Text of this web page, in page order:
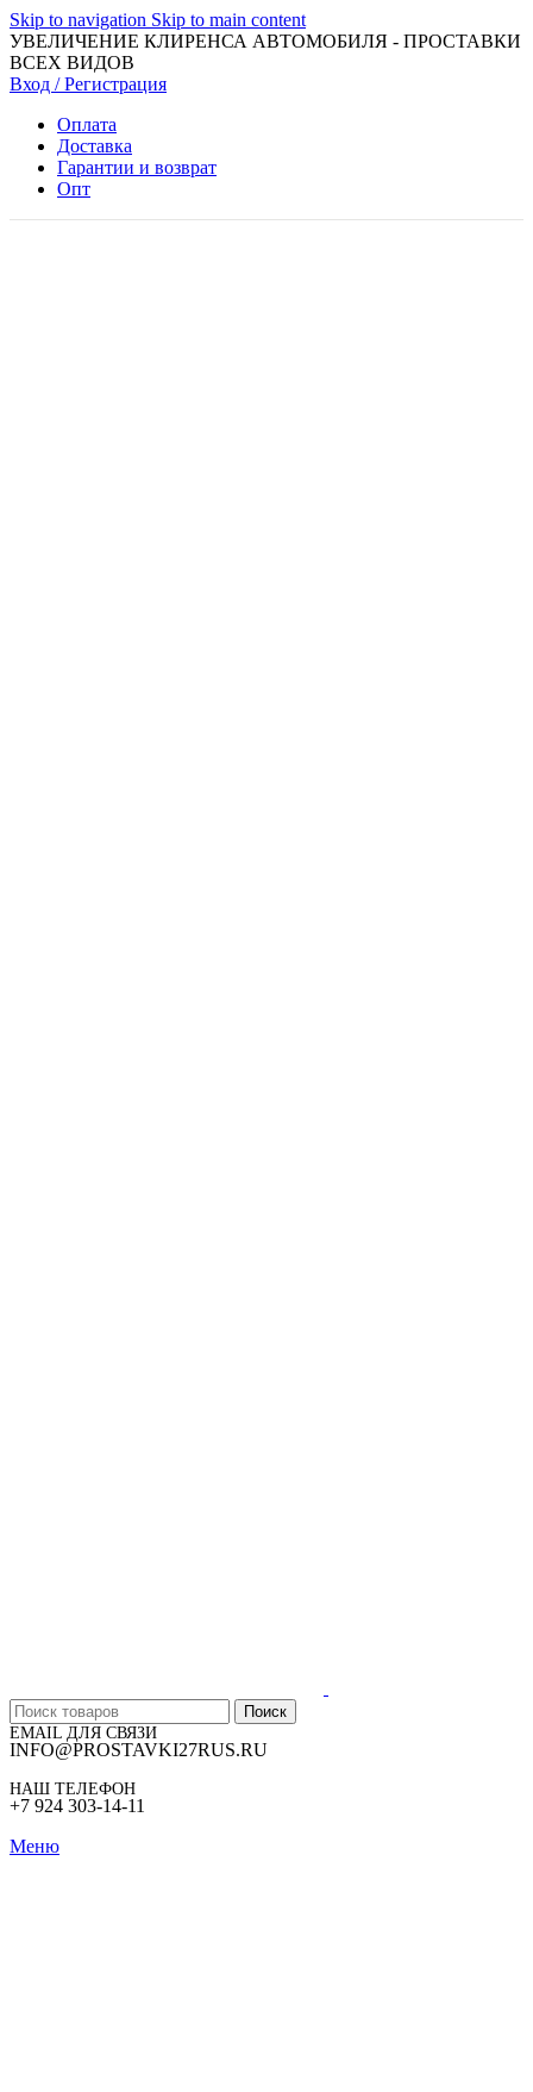
Skip to navigation Skip to main content
УВЕЛИЧЕНИЕ КЛИРЕНСА АВТОМОБИЛЯ - ПРОСТАВКИ
ВСЕХ ВИДОВ
Вход / Регистрация
Оплата
Доставка
Гарантии и возврат
Опт
Поиск
EMAIL ДЛЯ СВЯЗИ
INFO@PROSTAVKI27RUS.RU
НАШ ТЕЛЕФОН
+7 924 303-14-11
Меню